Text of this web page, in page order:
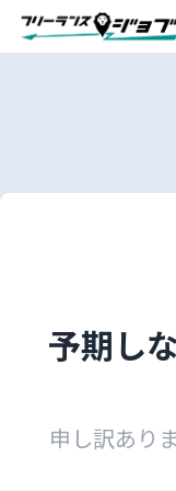
予期し
申し訳あり